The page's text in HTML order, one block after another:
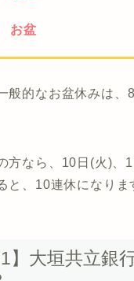
お盆
般的なお盆休みは、
方なら、10日(火)、
と、10連休になりま
】大垣共立銀